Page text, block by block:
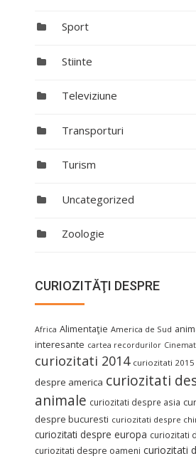
Sport
Stiinte
Televiziune
Transporturi
Turism
Uncategorized
Zoologie
CURIOZITĂŢI DESPRE
Africa Alimentaţie America de Sud
interesante cartea recordurilor
curiozitati 2014 curiozitati 2015
despre america curiozitati
animale curiozitati despre asia
despre bucuresti curiozitati despre
curiozitati despre europa curiozitati
curiozitati despre oameni curiozitati